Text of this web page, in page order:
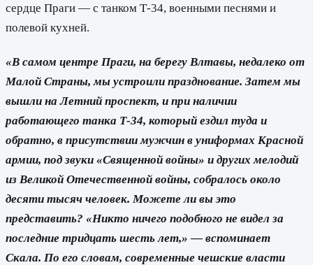
сердце Праги — с танком Т-34, военными песнями и
полевой кухней.
«В самом центре Праги, на берегу Влтавы, недалеко от
Малой Страны, мы устроили празднование. Затем мы
вышли на Летний проспект, и при наличии
работающего танка Т-34, который ездил туда и
обратно, в присутствии мужчин в униформах Красной
армии, под звуки «Священной войны» и других мелодий
из Великой Отечественной войны, собралось около
десяти тысяч человек. Можете ли вы это
представить? «Никто ничего подобного не видел за
последние тридцать шесть лет,» — вспоминает
Скала. По его словам, современные чешские власти